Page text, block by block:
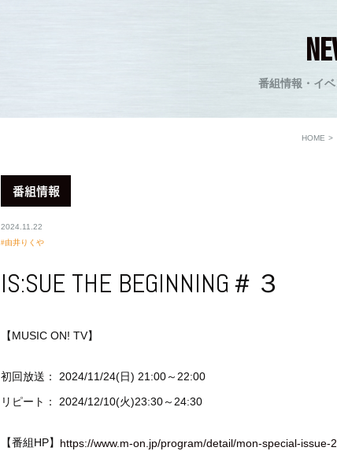
番組情報・イ
HOME
番組情報
2024.11.22
由井りくや
IS:SUE THE BEGINNING＃３
【MUSIC ON! TV】
初回放送： 2024/11/24(日) 21:00～22:00
リピート： 2024/12/10(火)23:30～24:30
【番組HP】 https://www.m-on.jp/program/detail/mon-special-issue-